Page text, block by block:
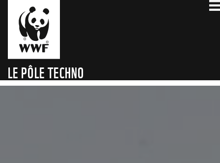
LE PÔLE TECHNO
PLANÈTE VIVANTE